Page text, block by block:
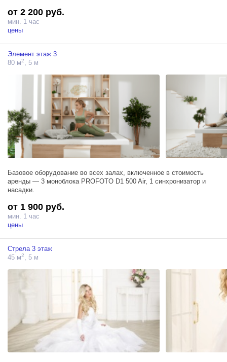
от 2 200 руб.
мин. 1 час
цены
Элемент этаж 3
80 м2, 5 м
Базовое оборудование во всех залах, включенное в стоимость
аренды — 3 моноблока PROFOTO D1 500 Air, 1 синхронизатор и
насадки.
от 1 900 руб.
мин. 1 час
цены
Стрела 3 этаж
45 м2 , 5 м